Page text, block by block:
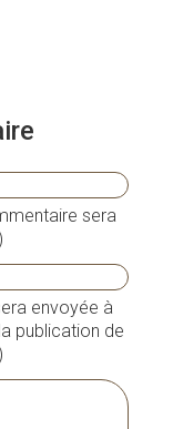
sera
envoyée à
publication de